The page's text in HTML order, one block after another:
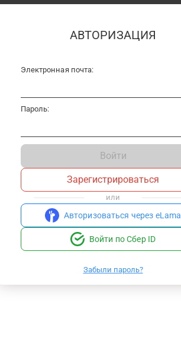
АВТОРИЗАЦИЯ
Электронная почта:
Пароль:
Войти
Зарегистрироваться
или
Авторизоваться через eLama
Войти по Сбер ID
Забыли пароль?